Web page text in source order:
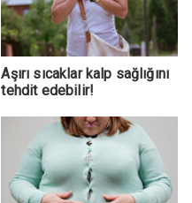
Aşırı sıcaklar kalp sağlığını
tehdit edebilir!